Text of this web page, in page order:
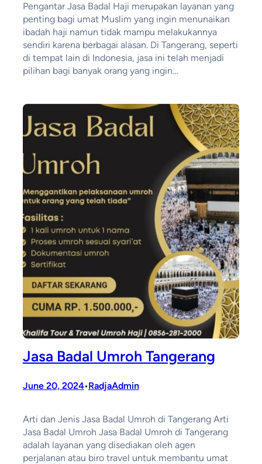
Pengantar Jasa Badal Haji merupakan layanan yang
penting bagi umat Muslim yang ingin menunaikan
ibadah haji namun tidak mampu melakukannya
sendiri karena berbagai alasan. Di Tangerang, seperti
di tempat lain di Indonesia, jasa ini telah menjadi
pilihan bagi banyak orang yang ingin…
Jasa Badal Umroh Tangerang
June 20, 2024•RadjaAdmin
Arti dan Jenis Jasa Badal Umroh di Tangerang Arti
Jasa Badal Umroh Jasa Badal Umroh di Tangerang
adalah layanan yang disediakan oleh agen
perjalanan atau biro travel untuk membantu umat